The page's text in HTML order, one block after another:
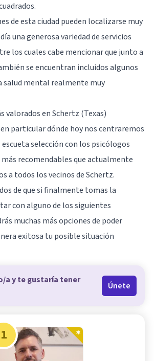
de esta ciudad pueden localizarse muy
una generosa variedad de servicios
los cuales cabe mencionar que junto a
se encuentran incluidos algunos
salud mental realmente muy
valorados en Schertz (Texas)
particular dónde hoy nos centraremos
selección con los psicólogos
recomendables que actualmente
a todos los vecinos de Schertz.
de que si finalmente tomas la
con alguno de los siguientes
muchas más opciones de poder
exitosa tu posible situación
a y te gustaría tener
Únete
1